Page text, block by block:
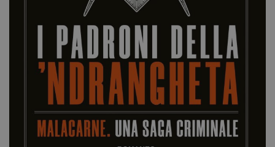
Fondazione Trame
Chi Siamo
Civico Trame
#Trameascuola
Visioni Civiche